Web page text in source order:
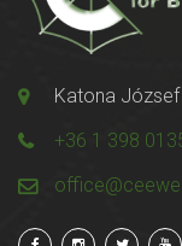
Katona József
+36 1 398